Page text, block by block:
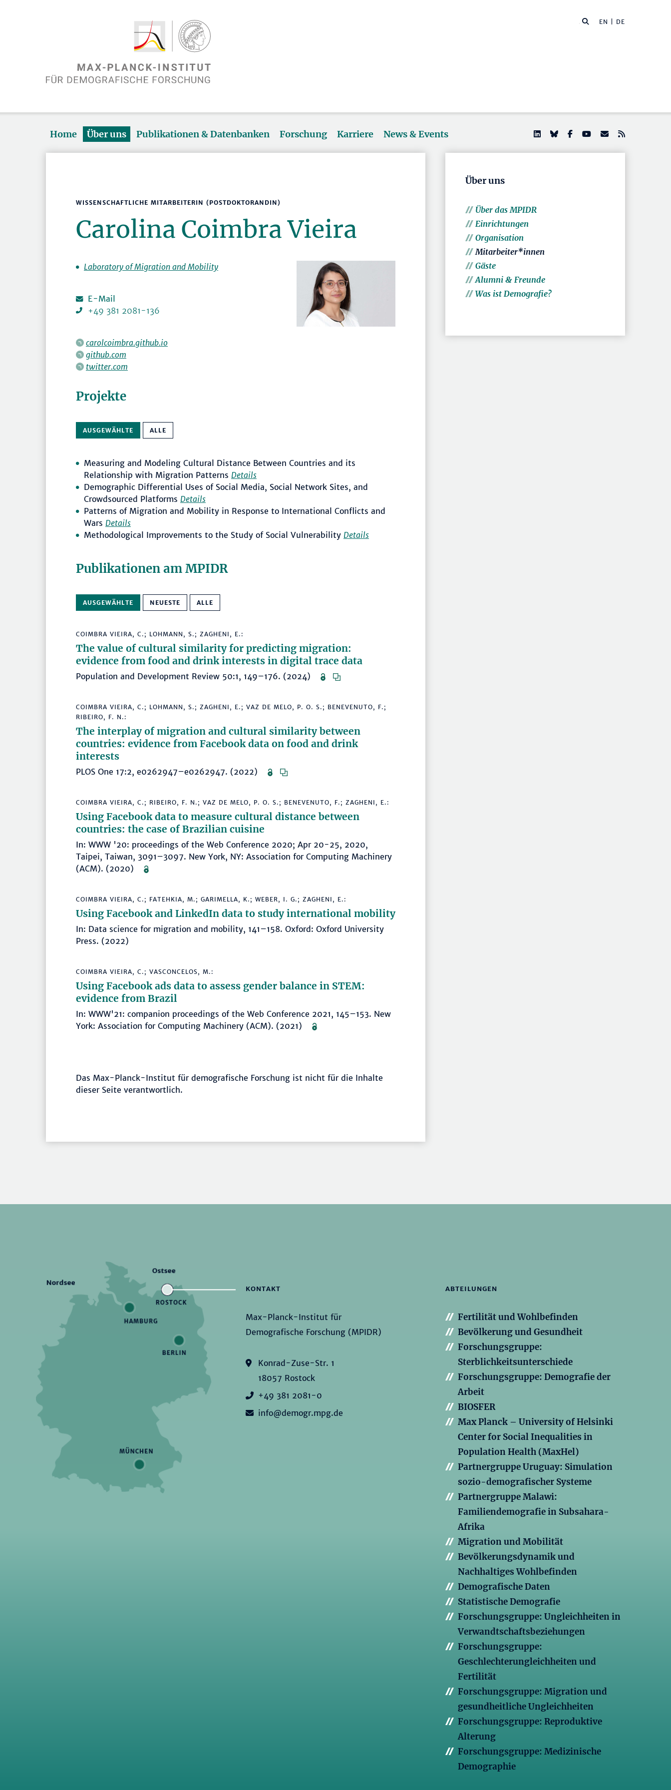
EN | DE
Home Über uns Publikationen & Datenbanken Forschung Karriere News & Events
WISSENSCHAFTLICHE MITARBEITERIN (POSTDOKTORANDIN)
Carolina Coimbra Vieira
Laboratory of Migration and Mobility
E-Mail
+49 381 2081-136
carolcoimbra.github.io
github.com
twitter.com
Projekte
AUSGEWÄHLTE ALLE
Measuring and Modeling Cultural Distance Between Countries and its
Relationship with Migration Patterns Details
Demographic Differential Uses of Social Media, Social Network Sites, and
Crowdsourced Platforms Details
Patterns of Migration and Mobility in Response to International Conflicts and
Wars Details
Methodological Improvements to the Study of Social Vulnerability Details
Publikationen am MPIDR
AUSGEWÄHLTE NEUESTE ALLE
COIMBRA VIEIRA, C.; LOHMANN, S.; ZAGHENI, E.:
The value of cultural similarity for predicting migration:
evidence from food and drink interests in digital trace data
Population and Development Review 50:1, 149–176. (2024)
COIMBRA VIEIRA, C.; LOHMANN, S.; ZAGHENI, E.; VAZ DE MELO, P. O. S.; BENEVENUTO, F.;
RIBEIRO, F. N.:
The interplay of migration and cultural similarity between
countries: evidence from Facebook data on food and drink
interests
PLOS One 17:2, e0262947–e0262947. (2022)
COIMBRA VIEIRA, C.; RIBEIRO, F. N.; VAZ DE MELO, P. O. S.; BENEVENUTO, F.; ZAGHENI, E.:
Using Facebook data to measure cultural distance between
countries: the case of Brazilian cuisine
In: WWW '20: proceedings of the Web Conference 2020; Apr 20-25, 2020,
Taipei, Taiwan, 3091–3097. New York, NY: Association for Computing Machinery
(ACM). (2020)
COIMBRA VIEIRA, C.; FATEHKIA, M.; GARIMELLA, K.; WEBER, I. G.; ZAGHENI, E.:
Using Facebook and LinkedIn data to study international mobility
In: Data science for migration and mobility, 141–158. Oxford: Oxford University
Press. (2022)
COIMBRA VIEIRA, C.; VASCONCELOS, M.:
Using Facebook ads data to assess gender balance in STEM:
evidence from Brazil
In: WWW'21: companion proceedings of the Web Conference 2021, 145–153. New
York: Association for Computing Machinery (ACM). (2021)
Das Max-Planck-Institut für demografische Forschung ist nicht für die Inhalte
dieser Seite verantwortlich.
Über uns
Über das MPIDR
Einrichtungen
Organisation
Mitarbeiter*innen
Gäste
Alumni & Freunde
Was ist Demografie?
KONTAKT
Max-Planck-Institut für
Demografische Forschung (MPIDR)
Konrad-Zuse-Str. 1
18057 Rostock
+49 381 2081-0
info@demogr.mpg.de
ABTEILUNGEN
Fertilität und Wohlbefinden
Bevölkerung und Gesundheit
Forschungsgruppe:
Sterblichkeitsunterschiede
Forschungsgruppe: Demografie der
Arbeit
BIOSFER
Max Planck – University of Helsinki
Center for Social Inequalities in
Population Health (MaxHel)
Partnergruppe Uruguay: Simulation
sozio-demografischer Systeme
Partnergruppe Malawi:
Familiendemografie in Subsahara-
Afrika
Migration und Mobilität
Bevölkerungsdynamik und
Nachhaltiges Wohlbefinden
Demografische Daten
Statistische Demografie
Forschungsgruppe: Ungleichheiten in
Verwandtschaftsbeziehungen
Forschungsgruppe:
Geschlechterungleichheiten und
Fertilität
Forschungsgruppe: Migration und
gesundheitliche Ungleichheiten
Forschungsgruppe: Reproduktive
Alterung
Forschungsgruppe: Medizinische
Demographie